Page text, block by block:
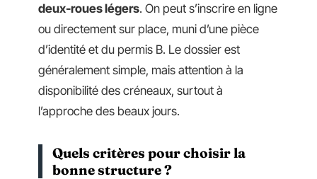
deux-roues légers. On peut s’inscrire en ligne
ou directement sur place, muni d’une pièce
d’identité et du permis B. Le dossier est
généralement simple, mais attention à la
disponibilité des créneaux, surtout à
l’approche des beaux jours.
Quels critères pour choisir la
bonne structure ?